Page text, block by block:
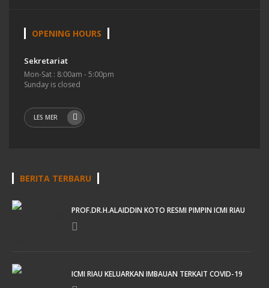
OPENING HOURS
Sekretariat
Mon-Sat : 8:00am - 5:00pm
Sunday is closed
LES MER
BERITA TERBARU
PROF.DR.H.ALAIDDIN KOTO RESMI PIMPIN ICMI RIAU
ICMI RIAU KELUARKAN IMBAUAN TERKAIT COVID-19